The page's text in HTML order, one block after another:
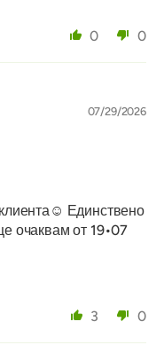
0 0
07/29/2026
Единствено
очаквам от 19•07
3 0